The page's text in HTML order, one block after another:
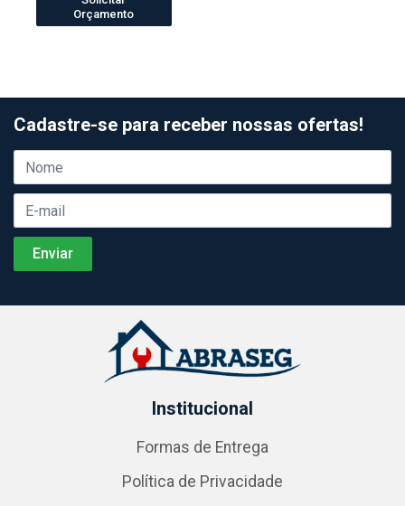
Orçamento
Cadastre-se para receber nossas ofertas!
Institucional
Formas de Entrega
Política de Privacidade